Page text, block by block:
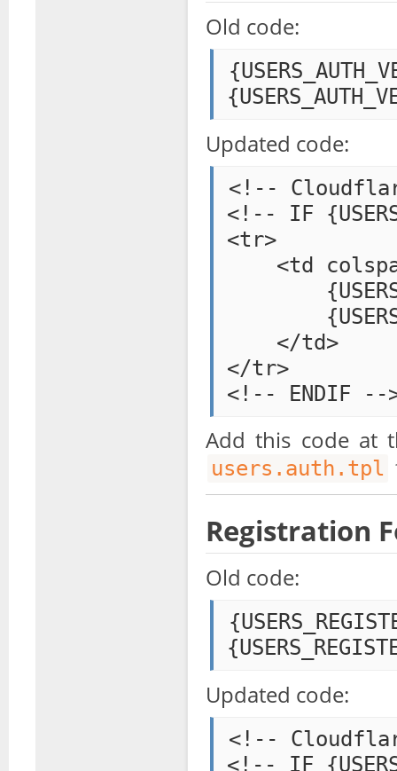
Old code:
Updated code:
<!--
<!-- IF
<tr>
<td
    </td>
</tr>
Add this code
users.auth.tpl
Registration
Old code:
Updated code:
<!--
<!-- IF